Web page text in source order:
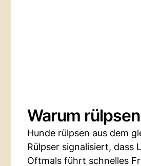
Warum
Hunde rülpsen aus dem
Rülpser signalisiert, dass
Oftmals führt schnelles